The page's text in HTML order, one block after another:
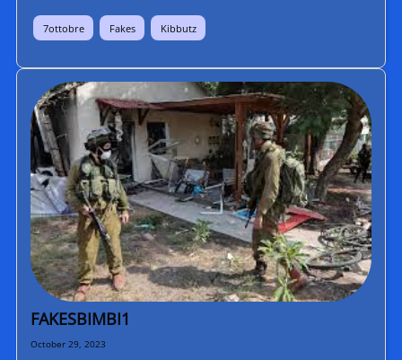
7ottobre Fakes Kibbutz
FAKESBIMBI1
October 29, 2023